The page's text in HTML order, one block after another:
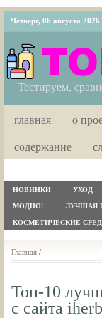
Четверг, 06 августа 2026
Тестируем,
главная о
содержание
НОВИНКИ УХОД
МОДНО! ЛУЧШАЯ
КОСМЕТИЧЕСКИЕ
Главная /
Топ-10
с сайта